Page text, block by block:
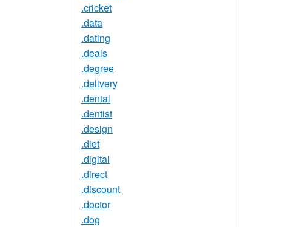
.cricket
.data
.dating
.deals
.degree
.delivery
.dental
.dentist
.design
.diet
.digital
.direct
.discount
.doctor
.dog